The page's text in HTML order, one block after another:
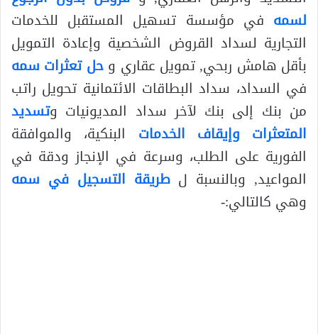
لسمه في مؤسسة تسهيل المستقبل للخدمات
التجارية لسداد القروض الشخصية وإعادة التمويل
بأقل هامش ربحي, تمويل عقاري وحل تعثرات سمه
في السداد، سداد البطاقات الائتمانية تحويل راتب
من بنك إلى بنك لآخر سداد المديونيات وتسديد
المتعثرات وإيقاف الخدمات البنكية، والموافقة
الفورية على الطلب، وسرعة في الإنجاز ودقة في
المواعيد, وبالنسبة لطريقة التسجيل في سمه
وهي كالتالي:-